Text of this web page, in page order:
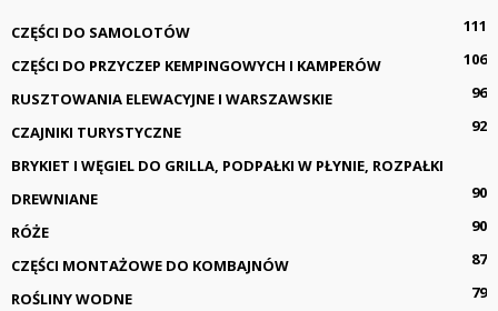
CZĘŚCI DO SAMOLOTÓW
111
CZĘŚCI DO PRZYCZEP KEMPINGOWYCH I KAMPERÓW
106
RUSZTOWANIA ELEWACYJNE I WARSZAWSKIE
96
CZAJNIKI TURYSTYCZNE
92
BRYKIET I WĘGIEL DO GRILLA, PODPAŁKI W PŁYNIE, ROZPAŁKI
DREWNIANE
90
RÓŻE
90
CZĘŚCI MONTAŻOWE DO KOMBAJNÓW
87
ROŚLINY WODNE
79